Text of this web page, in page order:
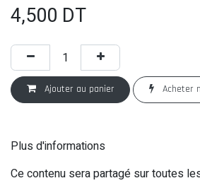
4,500 DT
Ajouter au panier Acheter
Plus d'informations
Ce contenu sera partagé sur toutes